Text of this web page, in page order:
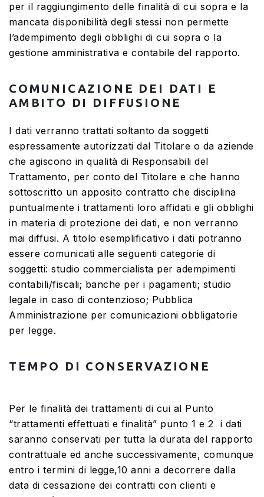
per il raggiungimento delle finalità di cui sopra e la
mancata disponibilità degli stessi non permette
l’adempimento degli obblighi di cui sopra o la
gestione amministrativa e contabile del rapporto.
COMUNICAZIONE DEI DATI E
AMBITO DI DIFFUSIONE
I dati verranno trattati soltanto da soggetti
espressamente autorizzati dal Titolare o da aziende
che agiscono in qualità di Responsabili del
Trattamento, per conto del Titolare e che hanno
sottoscritto un apposito contratto che disciplina
puntualmente i trattamenti loro affidati e gli obblighi
in materia di protezione dei dati, e non verranno
mai diffusi. A titolo esemplificativo i dati potranno
essere comunicati alle seguenti categorie di
soggetti: studio commercialista per adempimenti
contabili/fiscali; banche per i pagamenti; studio
legale in caso di contenzioso; Pubblica
Amministrazione per comunicazioni obbligatorie
per legge.
TEMPO DI CONSERVAZIONE
Per le finalità dei trattamenti di cui al Punto
“trattamenti effettuati e finalità” punto 1 e 2 i dati
saranno conservati per tutta la durata del rapporto
contrattuale ed anche successivamente, comunque
entro i termini di legge,10 anni a decorrere dalla
data di cessazione dei contratti con clienti e